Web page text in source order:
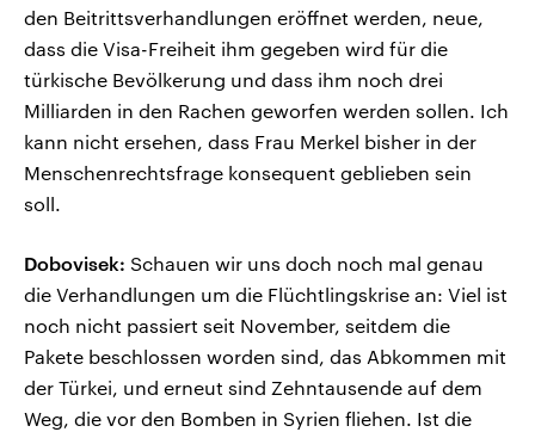
den Beitrittsverhandlungen eröffnet werden, neue,
dass die Visa-Freiheit ihm gegeben wird für die
türkische Bevölkerung und dass ihm noch drei
Milliarden in den Rachen geworfen werden sollen. Ich
kann nicht ersehen, dass Frau Merkel bisher in der
Menschenrechtsfrage konsequent geblieben sein
soll.
Dobovisek: Schauen wir uns doch noch mal genau
die Verhandlungen um die Flüchtlingskrise an: Viel ist
noch nicht passiert seit November, seitdem die
Pakete beschlossen worden sind, das Abkommen mit
der Türkei, und erneut sind Zehntausende auf dem
Weg, die vor den Bomben in Syrien fliehen. Ist die